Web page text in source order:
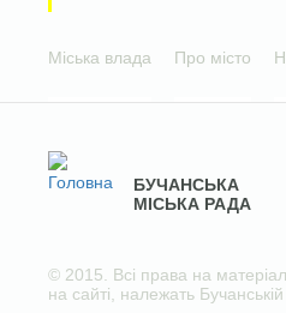
Міська влада Про місто
БУЧАНСЬКА
МІСЬКА РАДА
© 2015. Всі права на
на сайті, належать Бучанській